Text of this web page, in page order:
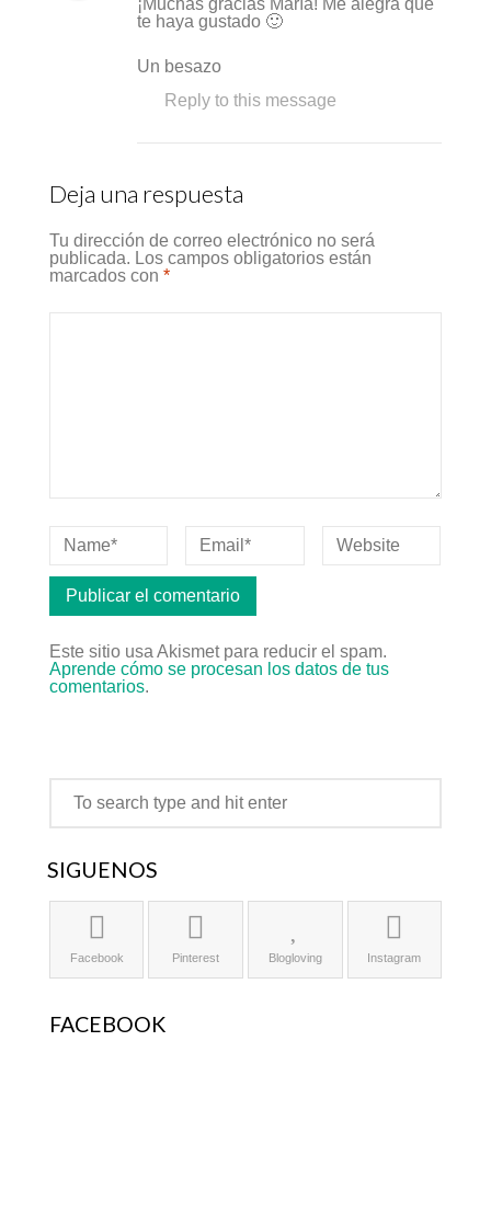
¡Muchas gracias María! Me alegra que
te haya gustado 🙂
Un besazo
Reply to this message
Deja una respuesta
Tu dirección de correo electrónico no será
publicada. Los campos obligatorios están
marcados con *
Este sitio usa Akismet para reducir el spam.
Aprende cómo se procesan los datos de tus
comentarios.
SÍGUENOS
Facebook Pinterest Blogloving Instagram
FACEBOOK